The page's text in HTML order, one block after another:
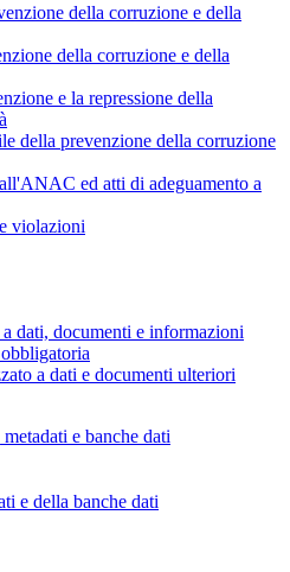
della corruzione e della
della corruzione e della
e la repressione della
della prevenzione della corruzione
ed atti di adeguamento a
violazioni
dati, documenti e informazioni
a dati e documenti ulteriori
e banche dati
e della banche dati